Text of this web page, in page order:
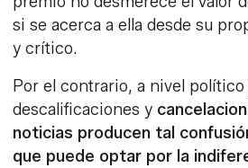
si se acerca a ella desde su
y crítico.
Por el contrario, a nivel político
descalificaciones y
noticias producen tal
que puede optar por la